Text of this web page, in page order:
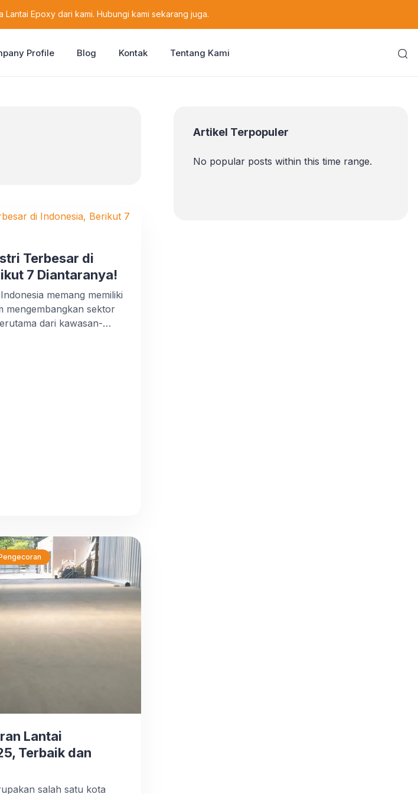
Epoxy dari kami. Hubungi kami sekarang juga.
Profile Blog Kontak Tentang Kami
Terbesar di
7 Diantaranya!
memang memiliki
mengembangkan sektor
dari kawasan-
Lantai
Terbaik dan
salah satu kota
Artikel Terpopuler
No popular posts within this time range.